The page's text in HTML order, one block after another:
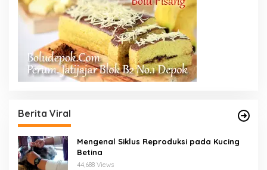
Berita Viral
Mengenal Siklus Reproduksi pada Kucing
Betina
44,688 Views